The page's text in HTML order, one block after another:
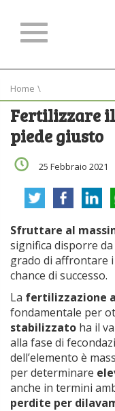
Home \
Fertilizzare
piede giusto
25 Febbraio 2021
Sfruttare al
significa disporre
grado di affrontare
chance di successo.
La fertilizzazione
fondamentale per
stabilizzato ha il
alla fase di
dell’elemento è
per determinare
anche in termini
perdite per